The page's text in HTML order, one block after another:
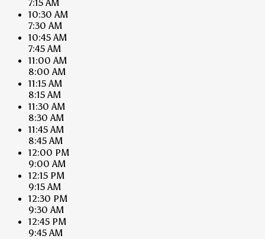
7:15 AM
10:30 AM
7:30 AM
10:45 AM
7:45 AM
11:00 AM
8:00 AM
11:15 AM
8:15 AM
11:30 AM
8:30 AM
11:45 AM
8:45 AM
12:00 PM
9:00 AM
12:15 PM
9:15 AM
12:30 PM
9:30 AM
12:45 PM
9:45 AM